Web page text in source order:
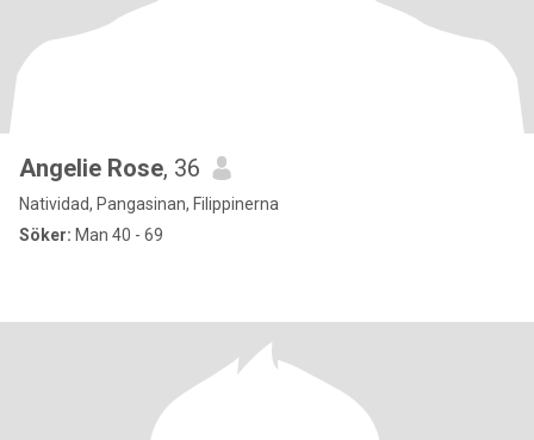
Angelie Rose, 36
Natividad, Pangasinan, Filippinerna
Söker: Man 40 - 69